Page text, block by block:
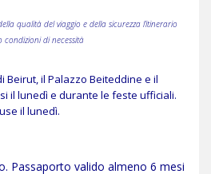
qualità del viaggio e della sicurezza l’itinerario
condizioni di necessità
Beirut, il Palazzo Beiteddine e il
il lunedì e durante le feste ufficiali.
il lunedì.
Passaporto valido almeno 6 mesi